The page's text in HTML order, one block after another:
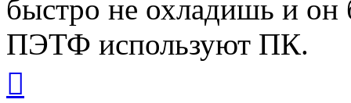
быстро не охладишь и он
ПЭТФ используют ПК.
началу